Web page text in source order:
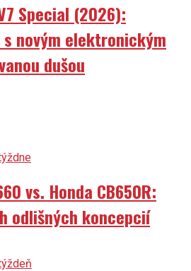
Special (2026):
novým elektronickým
dušou
vs. Honda CB650R:
odlišných koncepcií